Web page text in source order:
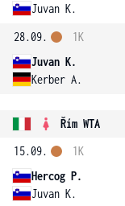
Juvan K.
28.09.
Juvan K.
Kerber A.
1K
Řím WTA
15.09.
Hercog P.
Juvan K.
1K